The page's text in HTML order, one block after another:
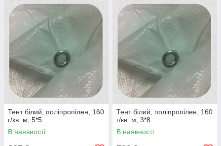
Тент білий, поліпропілен, 160
г/кв. м, 5*5
В наявності
Тент білий, поліпропілен, 160
г/кв. м, 3*8
В наявності